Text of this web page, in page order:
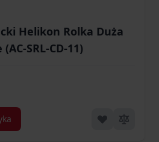
Helikon Rolka Duża
SRL-CD-11)